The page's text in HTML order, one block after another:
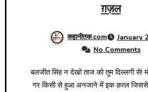
ग़ज़ल
कहानीतक.com
January
No Comments
बलजीत सिंह न देखो ताज को तुम दिल्लगी से! मोहब्बत की है तुमने
गर किसी से हुआ अनजाने में इक क़त्ल जिससे!